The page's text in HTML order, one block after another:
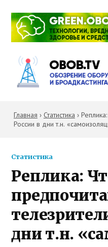
Главная › Статистика ›
России в дни т.н.
Статистика
Реплика:
дни т.н.